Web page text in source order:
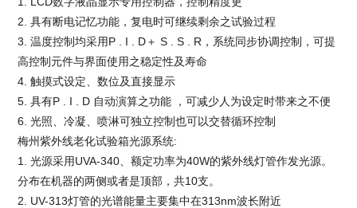
2. 具有断电记忆功能，复电时可继续剩余之试验过程
3. 温度控制均采用P . I . D＋ S . S . R，系统同步协调控制，可提
高控制元件与界面使用之稳定性及寿命
4. 触摸式设定、数位及直接显示
5. 具有P . I . D 自动演算之功能 ，可减少人为设定时带来之不便
6. 光照、冷凝、喷淋可独立控制也可以交替循环控制
梅州紫外线老化试验箱光源系统:
1. 光源采用UVA-340、额定功率为40W的紫外线灯管作发光源。
分布在机器的两侧或者是顶部，共10支。
2. UV-313灯管的光谱能量主要集中在313nm波长附近